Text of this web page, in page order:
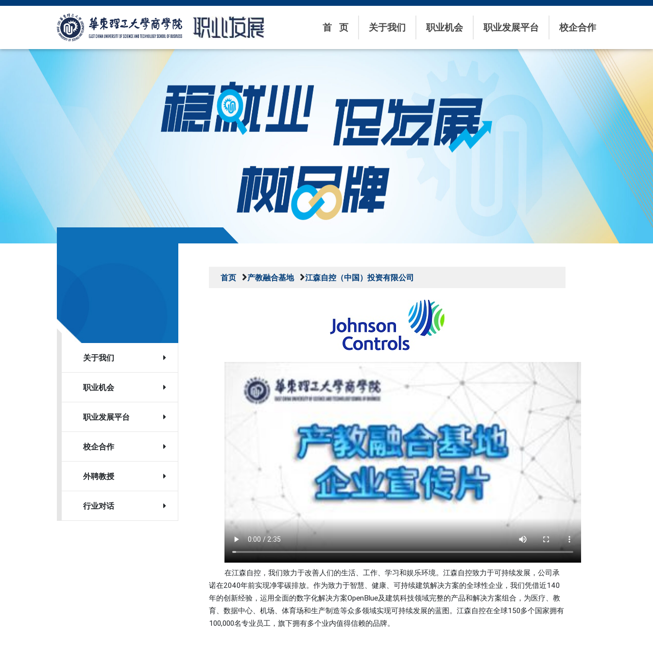
首 页 关于我们 职业机会 职业发展平台 校企合作
关于我们
职业机会
职业发展平台
校企合作
外聘教授
行业对话
首页 产教融合基地 江森自控（中国）投资有限公司
在江森自控，我们致力于改善人们的生活、工作、学习和娱乐环境。江森自控致力于可持续发展，公司承
诺在2040年前实现净零碳排放。作为致力于智慧、健康、可持续建筑解决方案的全球性企业，我们凭借近140
年的创新经验，运用全面的数字化解决方案OpenBlue及建筑科技领域完整的产品和解决方案组合，为医疗、教
育、数据中心、机场、体育场和生产制造等众多领域实现可持续发展的蓝图。江森自控在全球150多个国家拥有
100,000名专业员工，旗下拥有多个业内值得信赖的品牌。